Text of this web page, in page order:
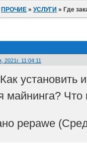
ПРОЧИЕ »УСЛУГИ »Где
2021г. 11:04:11
майнинга?
pepawe